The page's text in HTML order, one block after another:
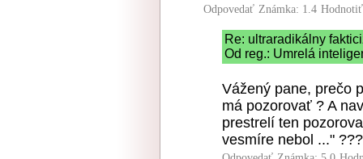
Odpovedať Známka: 1.4
Re: ultraradikálny
Od reg.: Umrelá
Vážený pane, prečo
má pozorovať ? A
prestrelí ten
vesmíre nebol ..." ???